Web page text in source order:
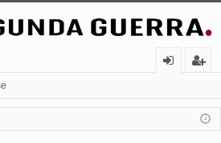
nt
ifi
ist
ra